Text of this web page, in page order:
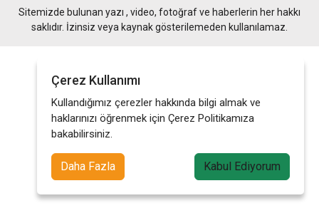
Sitemizde bulunan yazı , video, fotoğraf ve haberlerin her hakkı
saklıdır. İzinsiz veya kaynak gösterilemeden kullanılamaz.
Çerez Kullanımı
Kullandığımız çerezler hakkında bilgi almak ve
haklarınızı öğrenmek için Çerez Politikamıza
bakabilirsiniz.
Daha Fazla Kabul Ediyorum